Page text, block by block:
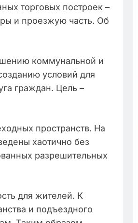
торговых построек –
и проезжую часть. Об
коммунальной и
условий для
граждан. Цель –
пространств. На
хаотично без
разрешительных
для жителей. К
и подъездного